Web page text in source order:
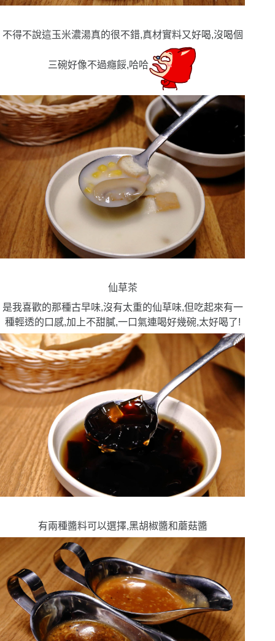
不得不說這玉米濃湯真的很不錯,真材實料又好喝,沒喝個
三碗好像不過癮餒,哈哈
仙草茶
是我喜歡的那種古早味,沒有太重的仙草味,但吃起來有一
種輕透的口感,加上不甜膩,一口氣連喝好幾碗,太好喝了!
有兩種醬料可以選擇,黑胡椒醬和蘑菇醬